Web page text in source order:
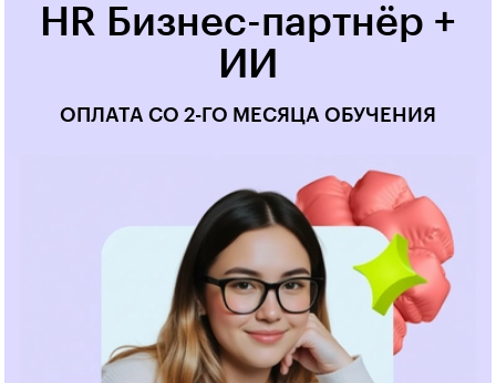
HR Бизнес-партнёр +
ИИ
ОПЛАТА СО 2-ГО МЕСЯЦА ОБУЧЕНИЯ